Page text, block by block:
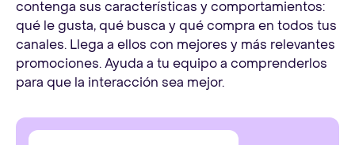
contenga sus características y comportamientos:
qué le gusta, qué busca y qué compra en todos tus
canales. Llega a ellos con mejores y más relevantes
promociones. Ayuda a tu equipo a comprenderlos
para que la interacción sea mejor.